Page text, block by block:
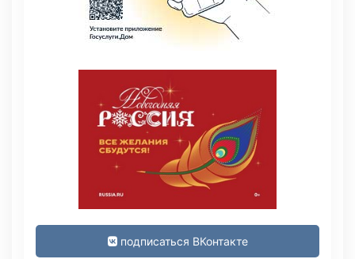
подписаться ВКонтакте